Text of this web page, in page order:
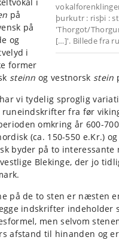
þurkutr : risþi :
'Thorgot/
[…]'. Billede fra
på
på
og
i
former
steinn og vestnorsk stein
vi tydelig sproglig
fra før
omkring år 600-
(ca. 150-550 e.Kr.)
byder på to interessante
Blekinge, der jo
på de to sten er næsten
indskrifter indeholder
men selvom
afstand til hinanden og